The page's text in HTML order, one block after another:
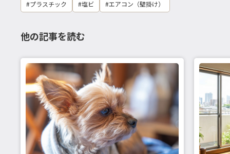
プラスチック
塩ビ エアコン（壁掛け）
他の記事を読む